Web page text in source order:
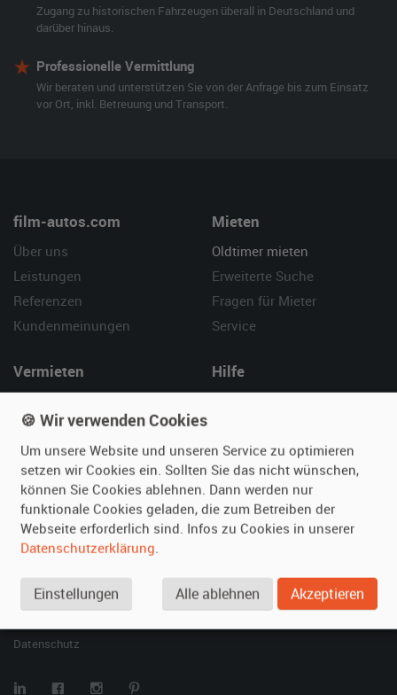
Zugang zu historischen Fahrzeugen überall in Deutschland und
darüber hinaus.
Professionelle Vermittlung
Wir beraten und unterstützen Sie von der Anfrage bis zum Einsatz
vor Ort, inkl. Betreuung und Transport.
film-autos.com
Über uns
Leistungen
Referenzen
Kundenmeinungen
Mieten
Oldtimer mieten
Erweiterte Suche
Fragen für Mieter
Service
Vermieten
Fotos senden
Fragen für Vermieter
Inserat verwalten
Hilfe
Kontakt
SPECIAL
Berühmte Filmautos –
Datenschutz
🍪 Wir verwenden Cookies
Um unsere Website und unseren Service zu optimieren
setzen wir Cookies ein. Sollten Sie das nicht wünschen,
können Sie Cookies ablehnen. Dann werden nur
funktionale Cookies geladen, die zum Betreiben der
Webseite erforderlich sind. Infos zu Cookies in unserer
Datenschutzerklärung.
Einstellungen Alle ablehnen Akzeptieren